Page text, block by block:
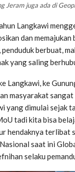
Jeram juga ada di
Langkawi
dan memajukan
berbuat,
yang saling
Langkawi, ke
masyarakat sangat
yang dimulai sejak
tadi kita bisa
hendaknya terlibat
saat ini
selaku